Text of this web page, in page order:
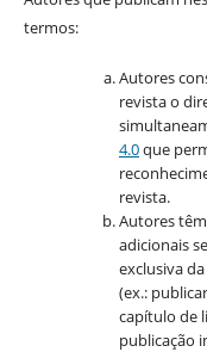
termos:
Autores
revista o
4.0que
revista.
Autores
adicionais
exclusiva
(ex.:
capítulo de
publicação